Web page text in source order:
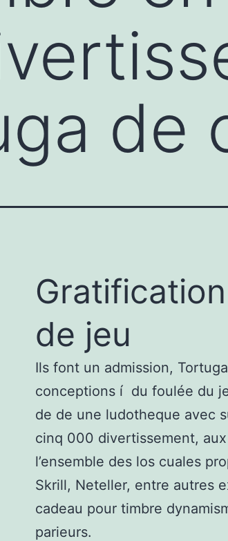
de
de jeu
Ils font un admission,
conceptions í du foulée du
de de une ludotheque avec
cinq 000 divertissement,
l’ensemble des los cuales
Skrill, Neteller, entre autres
cadeau pour timbre
parieurs.